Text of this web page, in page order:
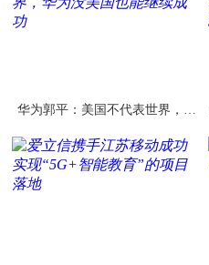
华为郭平：美国不代表世界，华